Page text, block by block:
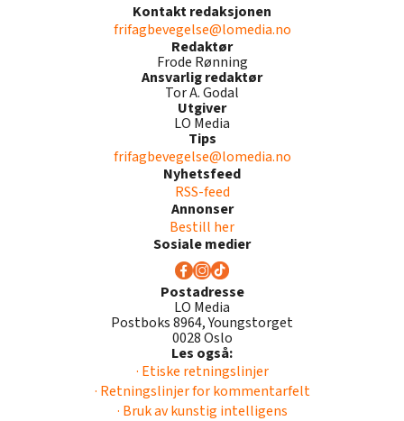
Kontakt redaksjonen
frifagbevegelse@lomedia.no
Redaktør
Frode Rønning
Ansvarlig redaktør
Tor A. Godal
Utgiver
LO Media
Tips
frifagbevegelse@lomedia.no
Nyhetsfeed
RSS-feed
Annonser
Bestill her
Sosiale medier
Postadresse
LO Media
Postboks 8964, Youngstorget
0028 Oslo
Les også:
· Etiske retningslinjer
· Retningslinjer for kommentarfelt
· Bruk av kunstig intelligens